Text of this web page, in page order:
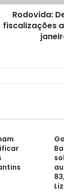
Rodovida:
fiscalizações